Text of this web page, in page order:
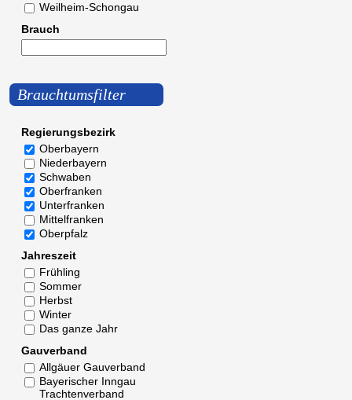
Weilheim-Schongau
Brauch
Brauchtumsfilter
Regierungsbezirk
Oberbayern
Niederbayern
Schwaben
Oberfranken
Unterfranken
Mittelfranken
Oberpfalz
Jahreszeit
Frühling
Sommer
Herbst
Winter
Das ganze Jahr
Gauverband
Allgäuer Gauverband
Bayerischer Inngau
Trachtenverband